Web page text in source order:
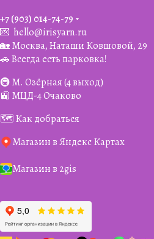
+7 (903) 014-74-79‬
💌 hello@irisyarn.ru
🏡 Москва, Наташи Ковшовой, 29
🚗 Всегда есть парковка!
🚇 М. Озёрная (4 выход)
🚉 МЦД-4 Очаково
🗺️ Как добраться
Магазин в Яндекс Картах
Магазин в 2gis